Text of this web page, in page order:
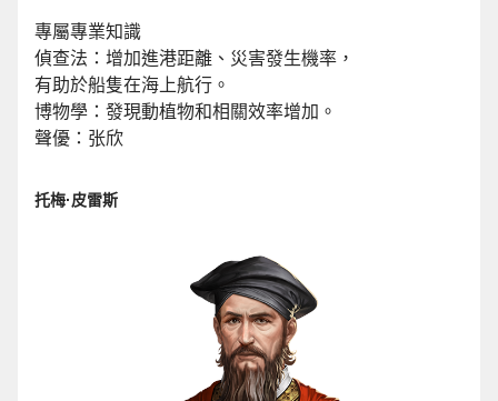
專屬專業知識
偵查法：增加進港距離、災害發生機率，
有助於船隻在海上航行。
博物學：發現動植物和相關效率增加。
聲優：张欣
托梅·皮雷斯